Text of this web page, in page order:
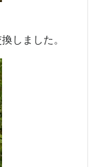
しました。